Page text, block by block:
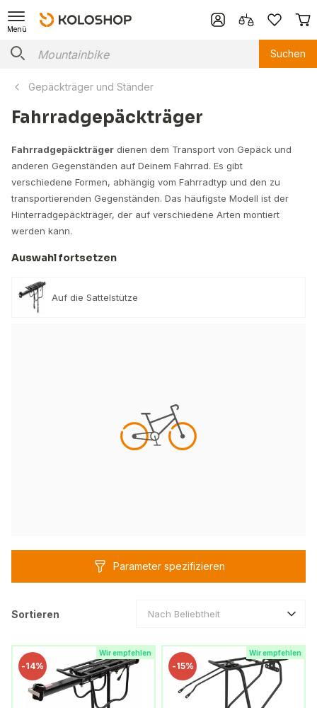
Menü
Suchen
Gepäckträger und Ständer
Fahrradgepäckträger
Fahrradgepäckträger dienen dem Transport von Gepäck und
anderen Gegenständen auf Deinem Fahrrad. Es gibt
verschiedene Formen, abhängig vom Fahrradtyp und den zu
transportierenden Gegenständen. Das häufigste Modell ist der
Hinterradgepäckträger, der auf verschiedene Arten montiert
werden kann.
Auswahl fortsetzen
Auf die Sattelstütze
Parameter spezifizieren
Sortieren Nach Beliebtheit
Wir empfehlen
-14%
Wir empfehlen
-15%